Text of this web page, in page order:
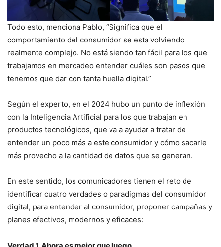
Todo esto, menciona Pablo, “Significa que el
comportamiento del consumidor se está volviendo
realmente complejo. No está siendo tan fácil para los que
trabajamos en mercadeo entender cuáles son pasos que
tenemos que dar con tanta huella digital.”
Según el experto, en el 2024 hubo un punto de inflexión
con la Inteligencia Artificial para los que trabajan en
productos tecnológicos, que va a ayudar a tratar de
entender un poco más a este consumidor y cómo sacarle
más provecho a la cantidad de datos que se generan.
En este sentido, los comunicadores tienen el reto de
identificar cuatro verdades o paradigmas del consumidor
digital, para entender al consumidor, proponer campañas y
planes efectivos, modernos y eficaces: